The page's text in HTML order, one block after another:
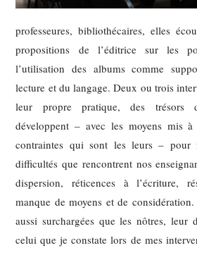
professeures, bibliothécaires, elles
propositions de l’éditrice sur les
l’utilisation des albums comme
lecture et du langage. Deux ou trois
leur propre pratique, des trésors
développent – avec les moyens mis
contraintes qui sont les leurs – pour
difficultés que rencontrent nos
dispersion, réticences à l’écriture,
manque de moyens et de
aussi surchargées que les nôtres, leur
celui que je constate lors de mes